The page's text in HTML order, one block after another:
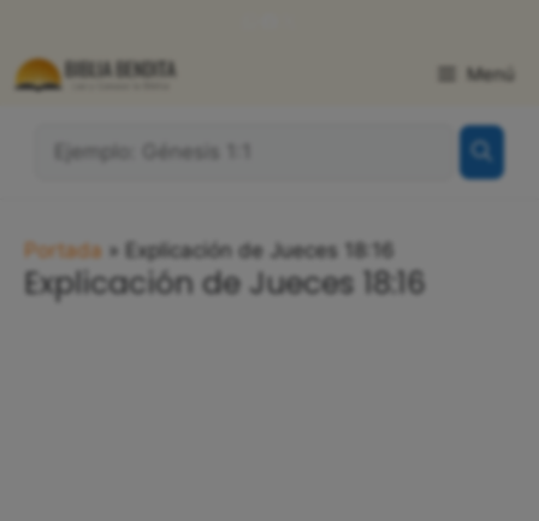
contenido
Menú
Portada » Explicación de Jueces 18:16
Explicación de Jueces 18:16